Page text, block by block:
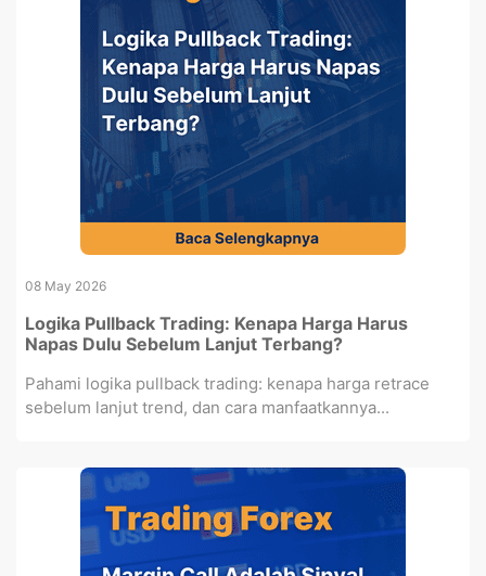
08 May 2026
Logika Pullback Trading: Kenapa Harga Harus
Napas Dulu Sebelum Lanjut Terbang?
Pahami logika pullback trading: kenapa harga retrace
sebelum lanjut trend, dan cara manfaatkannya...